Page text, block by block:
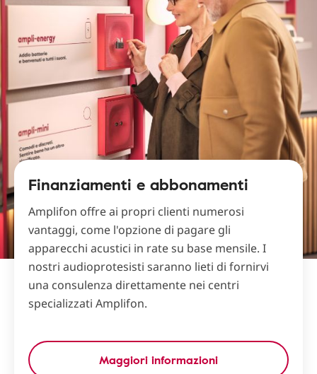
Finanziamenti e abbonamenti
Amplifon offre ai propri clienti numerosi
vantaggi, come l'opzione di pagare gli
apparecchi acustici in rate su base mensile. I
nostri audioprotesisti saranno lieti di fornirvi
una consulenza direttamente nei centri
specializzati Amplifon.
Maggiori informazioni